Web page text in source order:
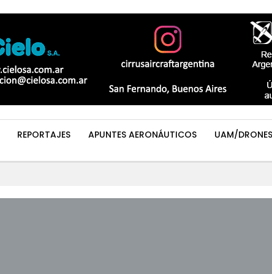
REPORTAJES APUNTES AERONÁUTICOS UAM/DRONES